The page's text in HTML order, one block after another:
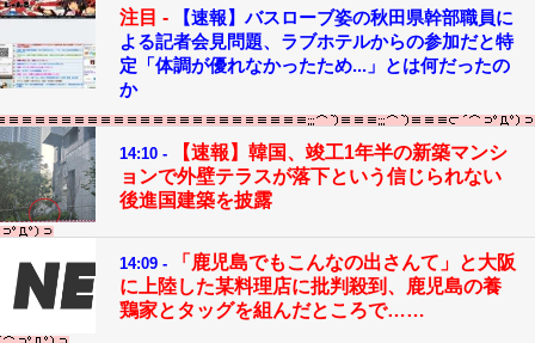
注目 -
【速報】バスローブ姿の秋田県幹部職員に
よる記者会見問題、ラブホテルからの参加だと特
定「体調が優れなかったため...」とは何だったの
か
14:10 -
【速報】韓国、竣工1年半の新築マンシ
ョンで外壁テラスが落下という信じられない
後進国建築を披露
14:09 -
「鹿児島でもこんなの出さんて」と大阪
に上陸した某料理店に批判殺到、鹿児島の養
鶏家とタッグを組んだところで……